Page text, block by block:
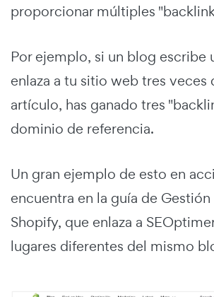
proporcionar múltiples
Por ejemplo, si un blog escribe
enlaza a tu sitio web tres veces
artículo, has ganado tres
dominio de referencia.
Un gran ejemplo de esto en
encuentra en la guía de Gestión
Shopify, que enlaza a
lugares diferentes del mismo